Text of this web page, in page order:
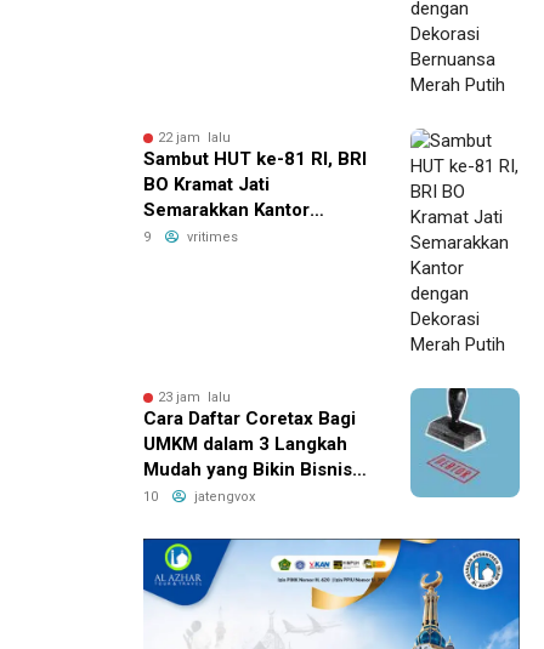
22 jam lalu
Sambut HUT ke-81 RI, BRI
BO Kramat Jati
Semarakkan Kantor
dengan Dekorasi Merah
9 vritimes
23 jam lalu
Cara Daftar Coretax Bagi
UMKM dalam 3 Langkah
Mudah yang Bikin Bisnis
Anda Lebih
10 jatengvox